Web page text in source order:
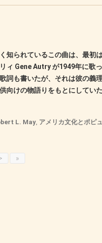
知られているこの曲は、最初
ィ Gene Autry が1949年に歌
詞も書いたが、それは彼の義
向けの物語りをもとにしていた
L. May, アメリカ文化とポピ
»